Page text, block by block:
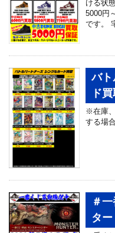
ける状
5000円
です。
バト
ド
※在庫
する場
＃
ター